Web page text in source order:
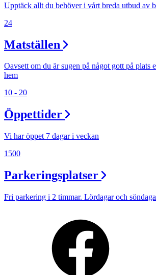
Upptäck allt du behöver i vårt breda utbud av
24
Matställen
Oavsett om du är sugen på något gott på plats
hem
10 - 20
Öppettider
Vi har öppet 7 dagar i veckan
1500
Parkeringsplatser
Fri parkering i 2 timmar. Lördagar och